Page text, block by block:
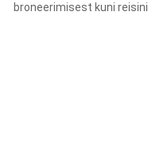
broneerimisest kuni reisini